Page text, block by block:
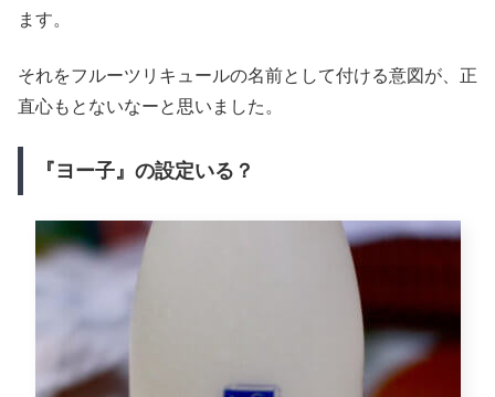
ます。
それをフルーツリキュールの名前として付ける意図が、正
直心もとないなーと思いました。
『ヨー子』の設定いる？